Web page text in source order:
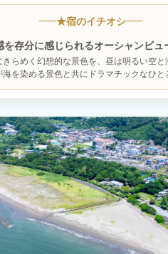
いますので連泊にも最適です。 無料でＢ
卒業旅行などでぜひ地元の食材を使って
★宿のイチオシ
を存分に感じられるオーシャンビュ
らめく幻想的な景色を、昼は明るい空
海を染める景色と共にドラマチックなひ